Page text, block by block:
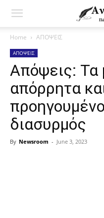
Home ΑΠΟΨΕΙΣ
ΑΠΟΨΕΙΣ
Απόψεις: Τα
απόρρητα
διασυρμός
By Newsroom - June 3, 2023